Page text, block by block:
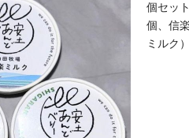
個セッ
個、信
ミルク